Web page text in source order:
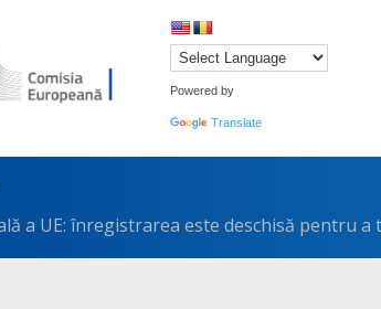
Powered by
Translate
a UE: înregistrarea este deschisă pentru a